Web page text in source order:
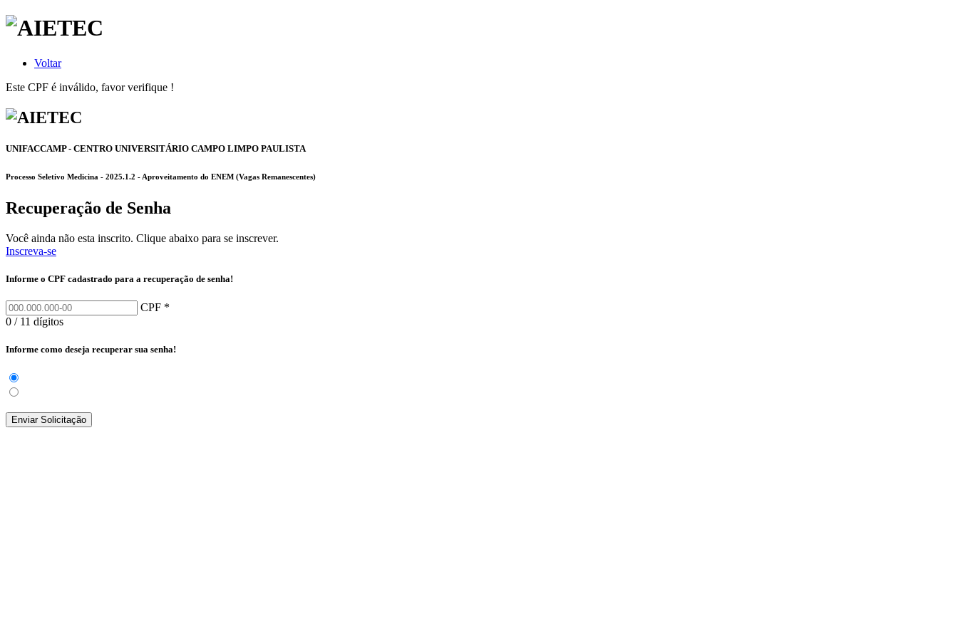
Voltar
Este CPF é inválido, favor verifique !
UNIFACCAMP - CENTRO UNIVERSITÁRIO CAMPO LIMPO PAULISTA
Processo Seletivo Medicina - 2025.1.2 - Aproveitamento do ENEM (Vagas Remanescentes)
Recuperação de Senha
Você ainda não esta inscrito. Clique abaixo para se inscrever.
Inscreva-se
Informe o CPF cadastrado para a recuperação de senha!
CPF *
0 / 11 dígitos
Informe como deseja recuperar sua senha!
Enviar Solicitação